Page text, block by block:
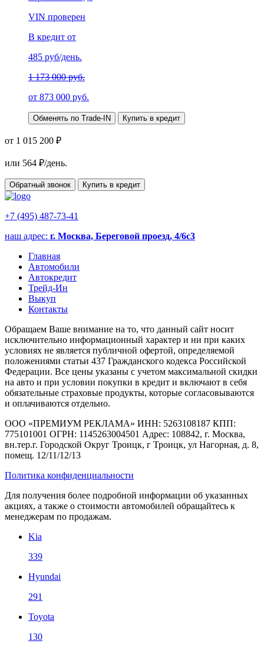
VIN проверен
В кредит от
485 руб/день.
1 173 000 руб.
от 873 000 руб.
Обменять по Trade-IN Купить в кредит
от 1 015 200 ₽
или 564 ₽/день.
Обратный звонок Купить в кредит
+7 (495) 487-73-41
наш адрес: г. Москва, Береговой проезд, 4/6с3
Главная
Автомобили
Автокредит
Трейд-Ин
Выкуп
Контакты
Обращаем Ваше внимание на то, что данный сайт носит
исключительно информационный характер и ни при каких
условиях не является публичной офертой, определяемой
положениями статьи 437 Гражданского кодекса Российской
Федерации. Все цены указаны с учетом максимальной скидки
на авто и при условии покупки в кредит и включают в себя
обязательные страховые продукты, которые согласовываются
и оплачиваются отдельно.
ООО «ПРЕМИУМ РЕКЛАМА» ИНН: 5263108187 КПП:
775101001 ОГРН: 1145263004501 Адрес: 108842, г. Москва,
вн.тер.г. Городской Округ Троицк, г Троицк, ул Нагорная, д. 8,
помещ. 12/11/12/13
Политика конфиденциальности
Для получения более подробной информации об указанных
акциях, а также о стоимости автомобилей обращайтесь к
менеджерам по продажам.
Kia
339
Hyundai
291
Toyota
130